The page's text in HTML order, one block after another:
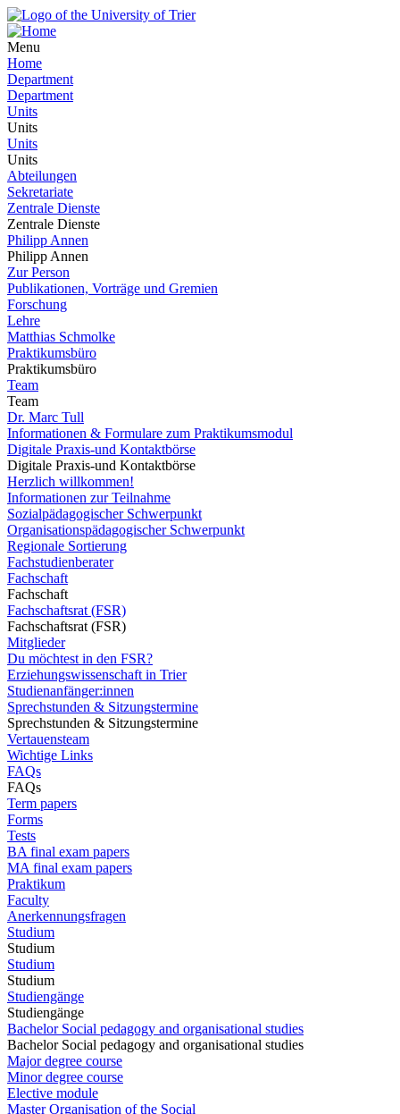
Menu
Home
Department
Department
Units
Units
Units
Units
Abteilungen
Sekretariate
Zentrale Dienste
Zentrale Dienste
Philipp Annen
Philipp Annen
Zur Person
Publikationen, Vorträge und Gremien
Forschung
Lehre
Matthias Schmolke
Praktikumsbüro
Praktikumsbüro
Team
Team
Dr. Marc Tull
Informationen & Formulare zum Praktikumsmodul
Digitale Praxis-und Kontaktbörse
Digitale Praxis-und Kontaktbörse
Herzlich willkommen!
Informationen zur Teilnahme
Sozialpädagogischer Schwerpunkt
Organisationspädagogischer Schwerpunkt
Regionale Sortierung
Fachstudienberater
Fachschaft
Fachschaft
Fachschaftsrat (FSR)
Fachschaftsrat (FSR)
Mitglieder
Du möchtest in den FSR?
Erziehungswissenschaft in Trier
Studienanfänger:innen
Sprechstunden & Sitzungstermine
Sprechstunden & Sitzungstermine
Vertauensteam
Wichtige Links
FAQs
FAQs
Term papers
Forms
Tests
BA final exam papers
MA final exam papers
Praktikum
Faculty
Anerkennungsfragen
Studium
Studium
Studium
Studium
Studiengänge
Studiengänge
Bachelor Social pedagogy and organisational studies
Bachelor Social pedagogy and organisational studies
Major degree course
Minor degree course
Elective module
Master Organisation of the Social